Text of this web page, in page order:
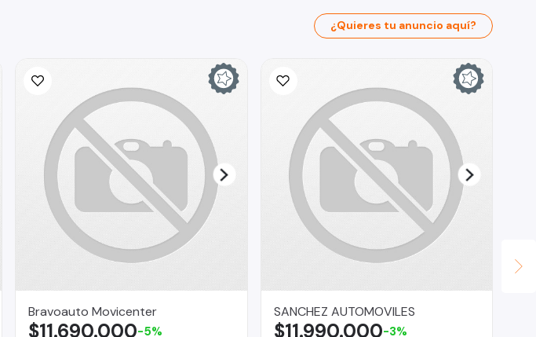
¿Quieres tu anuncio aquí?
Bravoauto Movicenter
$11.690.000-5%
SANCHEZ AUTOMOVILES
$11.990.000-3%